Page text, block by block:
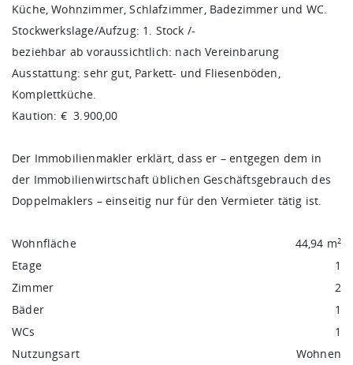
Küche, Wohnzimmer, Schlafzimmer, Badezimmer und WC.
Stockwerkslage/Aufzug: 1. Stock /-
beziehbar ab voraussichtlich: nach Vereinbarung
Ausstattung: sehr gut, Parkett- und Fliesenböden,
Komplettküche.
Kaution: € 3.900,00
Der Immobilienmakler erklärt, dass er – entgegen dem in
der Immobilienwirtschaft üblichen Geschäftsgebrauch des
Doppelmaklers – einseitig nur für den Vermieter tätig ist.
Wohnfläche 44,94 m2
Etage
1
Zimmer
2
Bäder
1
WCs
1
Nutzungsart
Wohnen